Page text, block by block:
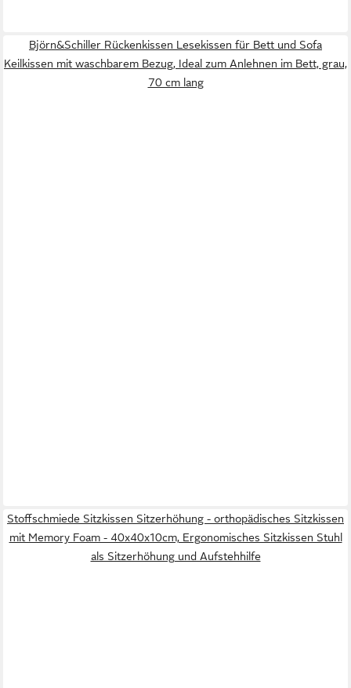
Björn&Schiller Rückenkissen Lesekissen für Bett und Sofa
Keilkissen mit waschbarem Bezug, Ideal zum Anlehnen im Bett, grau,
70 cm lang
Stoffschmiede Sitzkissen Sitzerhöhung - orthopädisches Sitzkissen
mit Memory Foam - 40x40x10cm, Ergonomisches Sitzkissen Stuhl
als Sitzerhöhung und Aufstehhilfe